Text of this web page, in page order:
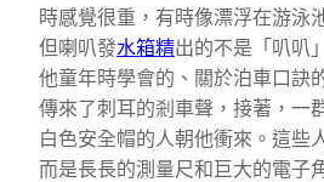
時感覺很重，有時像漂浮在游泳
但喇叭發水箱精出的不是「叭叭
他童年時學會的、關於泊車口訣
傳來了刺耳的剎車聲，接著，一
白色安全帽的人朝他衝來。這些
而是長長的測量尺和巨大的電子